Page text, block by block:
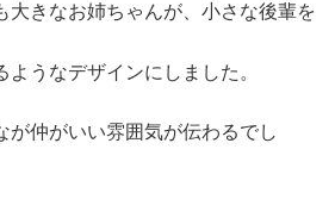
大きなお姉ちゃんが、小さな後輩を
うなデザインにしました。
が仲がいい雰囲気が伝わるでし